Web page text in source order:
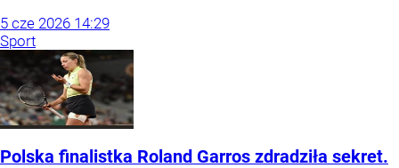
5 cze 2026 14:29
Sport
Polska finalistka Roland Garros zdradziła sekret.